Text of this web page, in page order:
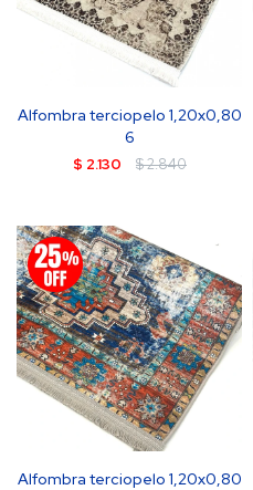
Alfombra terciopelo 1,20x0,80
6
$ 2.130 $2.840
Alfombra terciopelo 1,20x0,80